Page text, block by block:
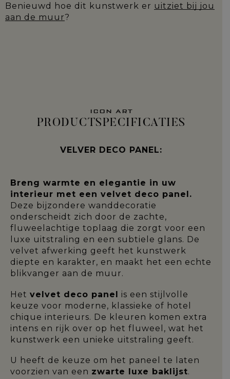
Benieuwd hoe dit kunstwerk er uitziet bij jou
aan de muur?
ICON ART
PRODUCTSPECIFICATIES
VELVER DECO PANEL:
Breng warmte en elegantie in uw
interieur met een velvet deco panel.
Deze bijzondere wanddecoratie
onderscheidt zich door de zachte,
fluweelachtige toplaag die zorgt voor een
luxe uitstraling en een subtiele glans. De
velvet afwerking geeft het kunstwerk
diepte en karakter, en maakt het een echte
blikvanger aan de muur.
Het velvet deco panel is een stijlvolle
keuze voor moderne, klassieke of hotel
chique interieurs. De kleuren komen extra
intens en rijk over op het fluweel, wat het
kunstwerk een unieke uitstraling geeft.
U heeft de keuze om het paneel te laten
voorzien van een zwarte luxe baklijst.